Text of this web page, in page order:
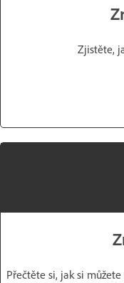
Zjistěte,
Přečtěte si, jak si